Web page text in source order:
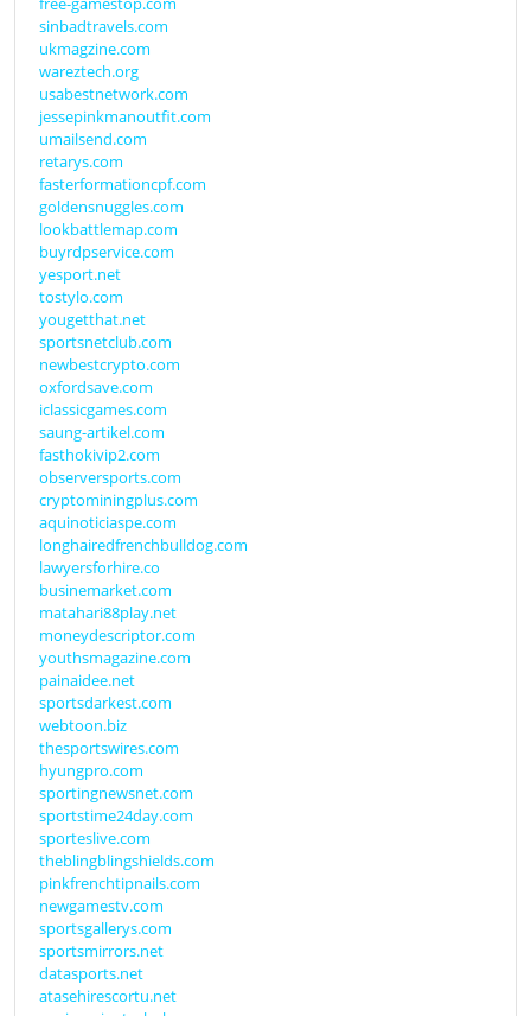
sinbadtravels.com
ukmagzine.com
wareztech.org
usabestnetwork.com
jessepinkmanoutfit.com
umailsend.com
retarys.com
fasterformationcpf.com
goldensnuggles.com
lookbattlemap.com
buyrdpservice.com
yesport.net
tostylo.com
yougetthat.net
sportsnetclub.com
newbestcrypto.com
oxfordsave.com
iclassicgames.com
saung-artikel.com
fasthokivip2.com
observersports.com
cryptominingplus.com
aquinoticiaspe.com
longhairedfrenchbulldog.com
lawyersforhire.co
businemarket.com
matahari88play.net
moneydescriptor.com
youthsmagazine.com
painaidee.net
sportsdarkest.com
webtoon.biz
thesportswires.com
hyungpro.com
sportingnewsnet.com
sportstime24day.com
sporteslive.com
theblingblingshields.com
pinkfrenchtipnails.com
newgamestv.com
sportsgallerys.com
sportsmirrors.net
datasports.net
atasehirescortu.net